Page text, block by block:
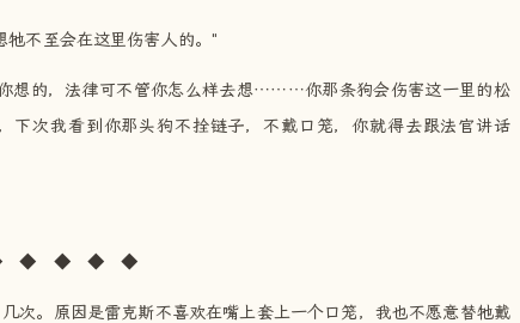
不至会在这里伤害人的。"
想的，法律可不管你怎么样去想………你那条狗会伤害这一里的松
下次我看到你那头狗不拴链子，不戴口笼，你就得去跟法官讲话
◆ ◆ ◆
。原因是雷克斯不喜欢在嘴上套上一个口笼，我也不愿意替牠戴